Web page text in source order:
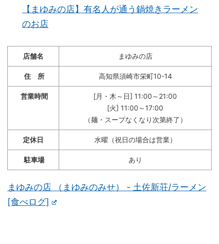
【まゆみの店】有名人が通う鍋焼きラーメン
のお店
店舗名 まゆみの店
住 所 高知県須崎市栄町10-14
営業時間
[月・木～日] 11:00～21:00
[火] 11:00～17:00
（麺・スープなくなり次第終了）
定休日 水曜（祝日の場合は営業）
駐車場 あり
まゆみの店 （まゆみのみせ） - 土佐新荘/ラーメン
[食べログ]